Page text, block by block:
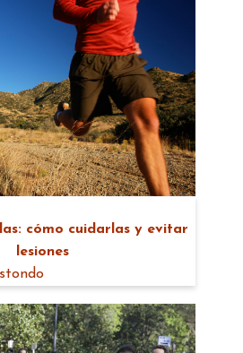
cómo cuidarlas y evitar
lesiones